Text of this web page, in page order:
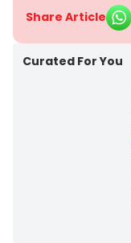
Share Article
Curated For You